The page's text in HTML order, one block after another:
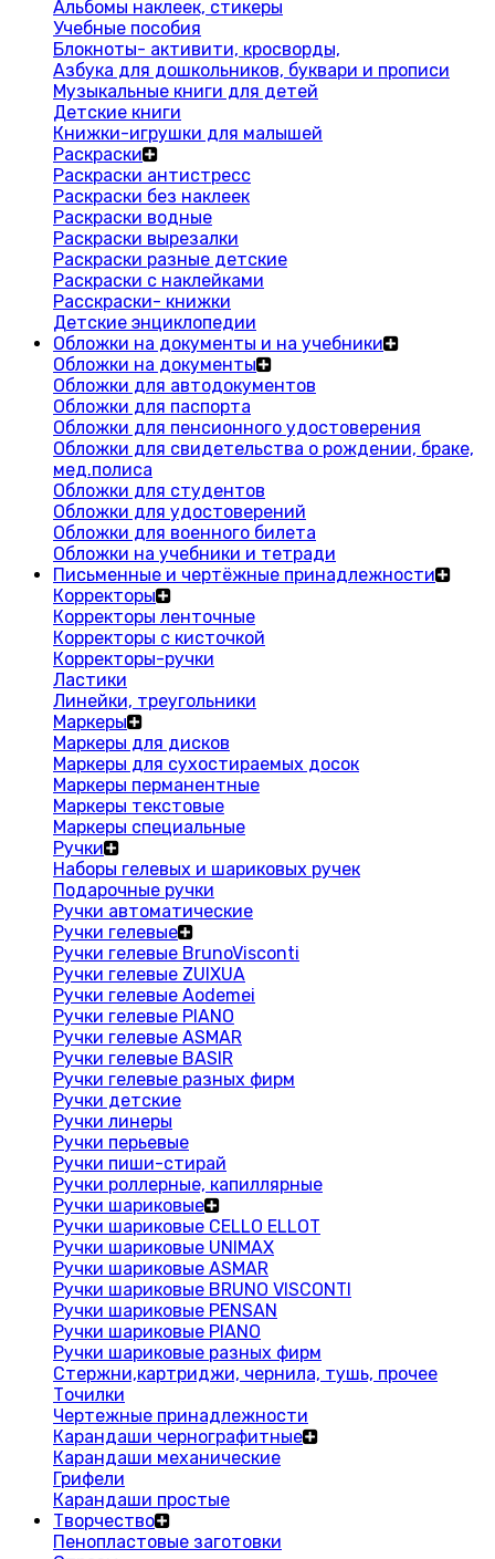
Альбомы наклеек, стикеры
Учебные пособия
Блокноты- активити, кросворды,
Азбука для дошкольников, буквари и прописи
Музыкальные книги для детей
Детские книги
Книжки-игрушки для малышей
Раскраски
Раскраски антистресс
Раскраски без наклеек
Раскраски водные
Раскраски вырезалки
Раскраски разные детские
Раскраски с наклейками
Расскраски- книжки
Детские энциклопедии
Обложки на документы и на учебники
Обложки на документы
Обложки для автодокументов
Обложки для паспорта
Обложки для пенсионного удостоверения
Обложки для свидетельства о рождении, браке,
мед.полиса
Обложки для студентов
Обложки для удостоверений
Обложки для военного билета
Обложки на учебники и тетради
Письменные и чертёжные принадлежности
Корректоры
Корректоры ленточные
Корректоры с кисточкой
Корректоры-ручки
Ластики
Линейки, треугольники
Маркеры
Маркеры для дисков
Маркеры для сухостираемых досок
Маркеры перманентные
Маркеры текстовые
Маркеры специальные
Ручки
Наборы гелевых и шариковых ручек
Подарочные ручки
Ручки автоматические
Ручки гелевые
Ручки гелевые BrunoVisconti
Ручки гелевые ZUIXUA
Ручки гелевые Aodemei
Ручки гелевые PIANO
Ручки гелевые ASMAR
Ручки гелевые BASIR
Ручки гелевые разных фирм
Ручки детские
Ручки линеры
Ручки перьевые
Ручки пиши-стирай
Ручки роллерные, капиллярные
Ручки шариковые
Ручки шариковые CELLO ELLOT
Ручки шариковые UNIMAX
Ручки шариковые ASMAR
Ручки шариковые BRUNO VISCONTI
Ручки шариковые PENSAN
Ручки шариковые PIANO
Ручки шариковые разных фирм
Стержни,картриджи, чернила, тушь, прочее
Точилки
Чертежные принадлежности
Карандаши чернографитные
Карандаши механические
Грифели
Карандаши простые
Творчество
Пенопластовые заготовки